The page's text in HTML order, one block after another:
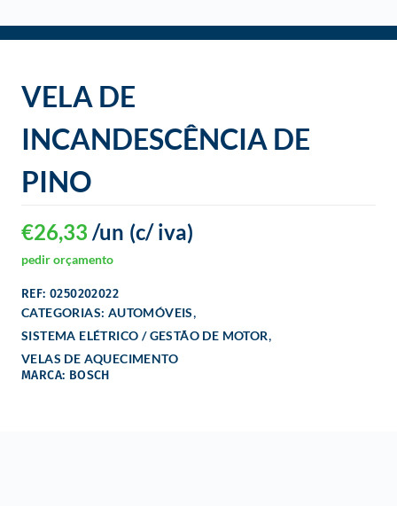
VELA DE
INCANDESCÊNCIA DE
PINO
€26,33 (c/ iva)
/un
pedir orçamento
REF: 0250202022
CATEGORIAS: AUTOMÓVEIS,
SISTEMA ELÉTRICO / GESTÃO DE MOTOR,
VELAS DE AQUECIMENTO
MARCA: BOSCH